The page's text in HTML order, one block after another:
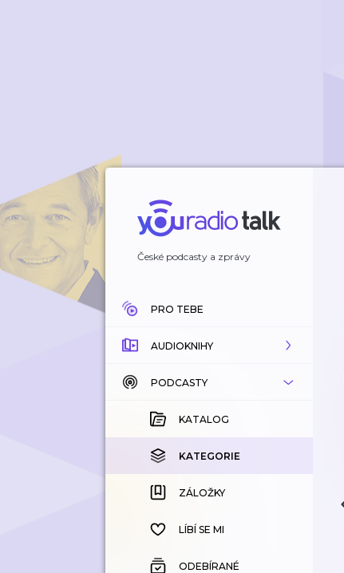
České podcasty a zprávy
PRO TEBE
AUDIOKNIHY
KATALOG
KOUPENÉ
KATEGORIE
ZÁLOŽKY
HISTORIE
PODCASTY
KATALOG
KATEGORIE
ZÁLOŽKY
LÍBÍ SE MI
ODEBÍRANÉ